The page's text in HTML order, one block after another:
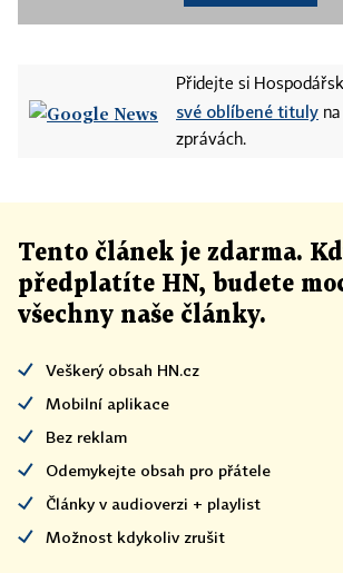
Přidejte si
své oblíbené tituly
zprávách.
Tento článek je zdarma.
předplatíte HN, budete
všechny naše články.
Veškerý obsah HN.cz
Mobilní aplikace
Bez reklam
Odemykejte obsah pro přátele
Články v audioverzi + playlist
Možnost kdykoliv zrušit